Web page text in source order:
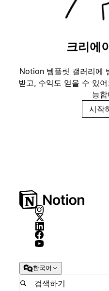
크리에
Notion 템플릿 갤러리에
받고, 수익도 얻을 수 있
능
시작
한국어